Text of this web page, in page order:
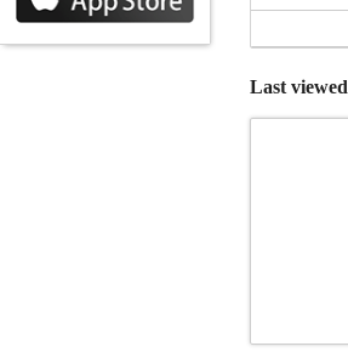
Last viewed